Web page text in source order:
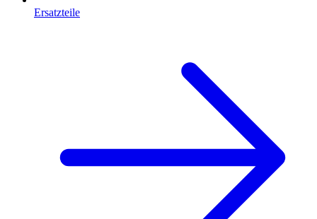
Ersatzteile